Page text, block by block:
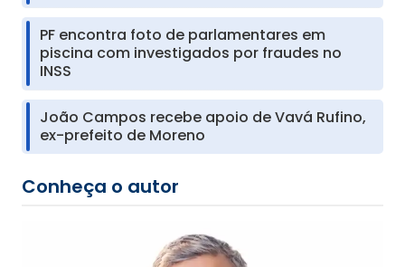
PF encontra foto de parlamentares em
piscina com investigados por fraudes no
INSS
João Campos recebe apoio de Vavá Rufino,
ex-prefeito de Moreno
Conheça o autor